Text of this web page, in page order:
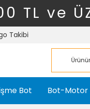
TL ve
Takibi
Bot Bot-Motor